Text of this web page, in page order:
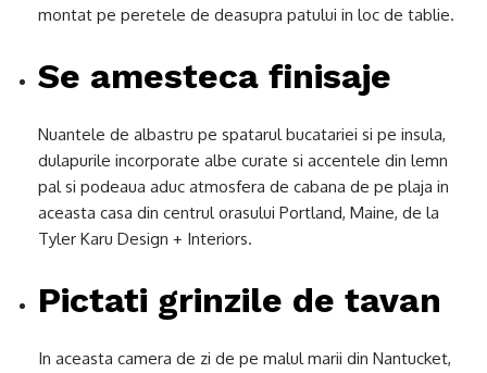
montat pe peretele de deasupra patului in loc de tablie.
Se amesteca finisaje
Nuantele de albastru pe spatarul bucatariei si pe insula,
dulapurile incorporate albe curate si accentele din lemn
pal si podeaua aduc atmosfera de cabana de pe plaja in
aceasta casa din centrul orasului Portland, Maine, de la
Tyler Karu Design + Interiors.
Pictati grinzile de tavan
In aceasta camera de zi de pe malul marii din Nantucket,